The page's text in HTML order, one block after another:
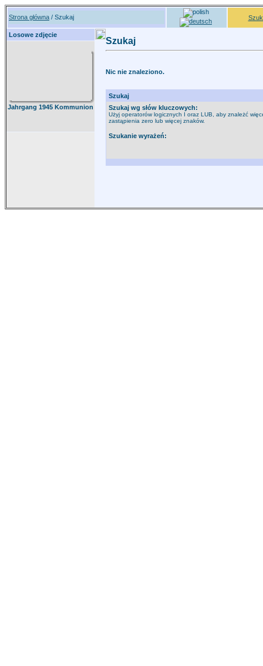
Strona główna / Szukaj
Losowe zdjęcie
Jahrgang 1945 Kommunion
Szukaj
Nic nie znaleziono.
Szukaj
Szukaj wg słów kluczowych:
Użyj operatorów logicznych I oraz LUB, aby znależć
zastąpienia zero lub więcej znaków.
Szukanie wyrażeń: